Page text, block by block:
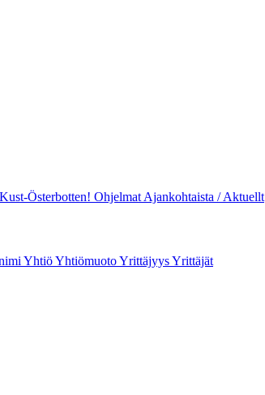
Österbotten! Ohjelmat Ajankohtaista / Aktuellt
YhtiöYhtiömuotoYrittäjyysYrittäjät